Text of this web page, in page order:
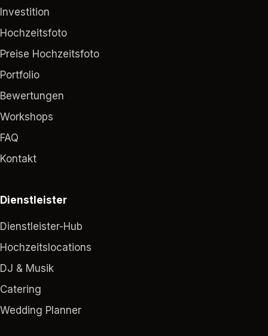
Investition
Hochzeitsfoto
Preise Hochzeitsfoto
Portfolio
Bewertungen
Workshops
FAQ
Kontakt
Dienstleister
Dienstleister-Hub
Hochzeitslocations
DJ & Musik
Catering
Wedding Planner